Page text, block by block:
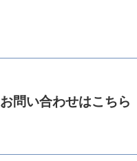
問い合わせはこちら